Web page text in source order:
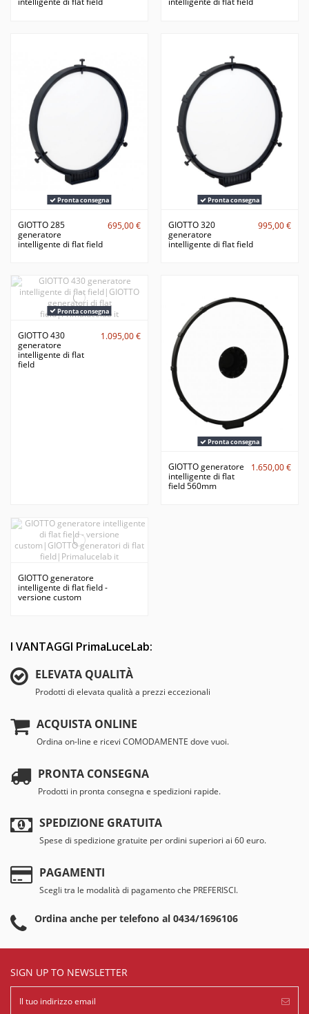
Pronta consegna
GIOTTO 285
generatore
intelligente di flat field
695,00 €
Pronta consegna
GIOTTO 320
generatore
intelligente di flat field
995,00 €
Pronta consegna
GIOTTO 430
generatore
intelligente di flat
field
1.095,00 €
Pronta consegna
GIOTTO generatore
intelligente di flat
field 560mm
1.650,00 €
GIOTTO generatore
intelligente di flat field -
versione custom
I VANTAGGI PrimaLuceLab:
ELEVATA QUALITÀ
Prodotti di elevata qualità a prezzi eccezionali
ACQUISTA ONLINE
Ordina on-line e ricevi COMODAMENTE dove vuoi.
PRONTA CONSEGNA
Prodotti in pronta consegna e spedizioni rapide.
SPEDIZIONE GRATUITA
Spese di spedizione gratuite per ordini superiori ai 60 euro.
PAGAMENTI
Scegli tra le modalità di pagamento che PREFERISCI.
Ordina anche per telefono al 0434/1696106
SIGN UP TO NEWSLETTER